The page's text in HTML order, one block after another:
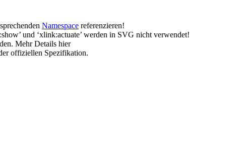
Namespace referenzieren!
und ‘xlink:actuate’ werden in SVG nicht verwendet!
Mehr Details hier
offiziellen Spezifikation.